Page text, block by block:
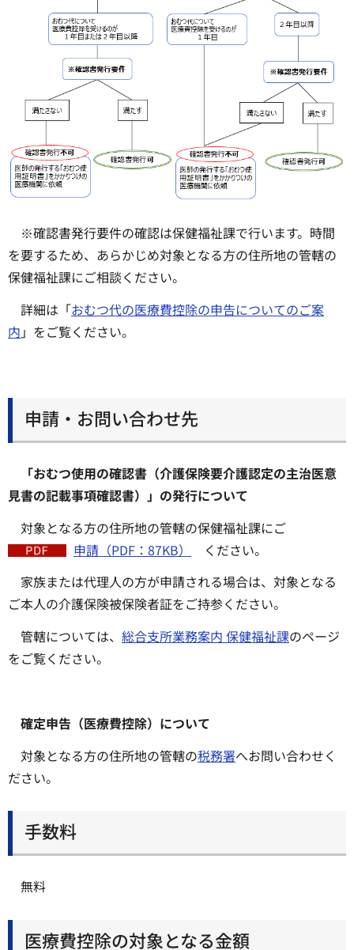
※確認書発行要件の確認は保健福祉課で行います。時間
を要するため、あらかじめ対象となる方の住所地の管轄の
保健福祉課にご相談ください。
詳細は「おむつ代の医療費控除の申告についてのご案
内 」をご覧ください。
申請・お問い合わせ先
「おむつ使用の確認書（介護保険要介護認定の主治医意
見書の記載事項確認書）」の発行について
対象となる方の住所地の管轄の保健福祉課にご
申請（PDF：87KB）
ください。
家族または代理人の方が申請される場合は、対象となる
ご本人の介護保険被保険者証をご持参ください。
管轄については、 総合支所業務案内 保健福祉課のページ
をご覧ください。
確定申告（医療費控除）について
対象となる方の住所地の管轄の税務署へお問い合わせく
ださい。
手数料
無料
医療費控除の対象となる金額